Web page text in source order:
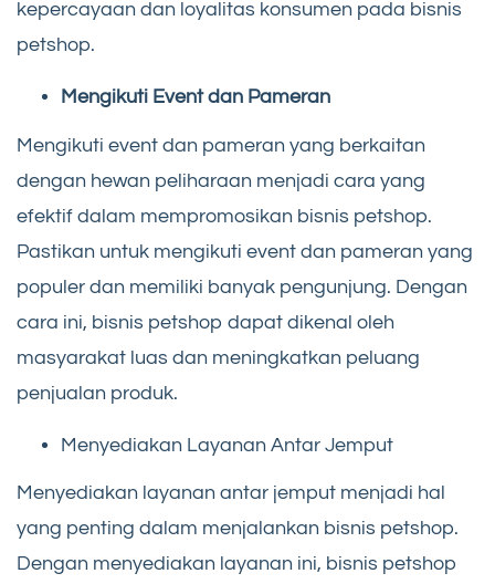
kepercayaan dan loyalitas konsumen pada bisnis
petshop.
Mengikuti Event dan Pameran
Mengikuti event dan pameran yang berkaitan
dengan hewan peliharaan menjadi cara yang
efektif dalam mempromosikan bisnis petshop.
Pastikan untuk mengikuti event dan pameran yang
populer dan memiliki banyak pengunjung. Dengan
cara ini, bisnis petshop dapat dikenal oleh
masyarakat luas dan meningkatkan peluang
penjualan produk.
Menyediakan Layanan Antar Jemput
Menyediakan layanan antar jemput menjadi hal
yang penting dalam menjalankan bisnis petshop.
Dengan menyediakan layanan ini, bisnis petshop